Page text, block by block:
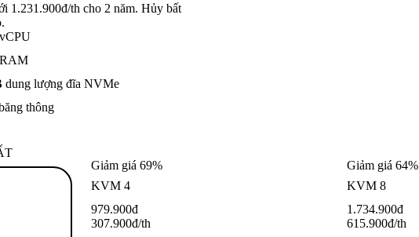
1.231.900đ/th cho 2 năm. Hủy bất
RAM
dung lượng đĩa NVMe
thông
Giảm giá 69%
KVM 4
979.900đ
307.900đ/th
Giảm giá 64%
KVM 8
1.734.900đ
615.900đ/th